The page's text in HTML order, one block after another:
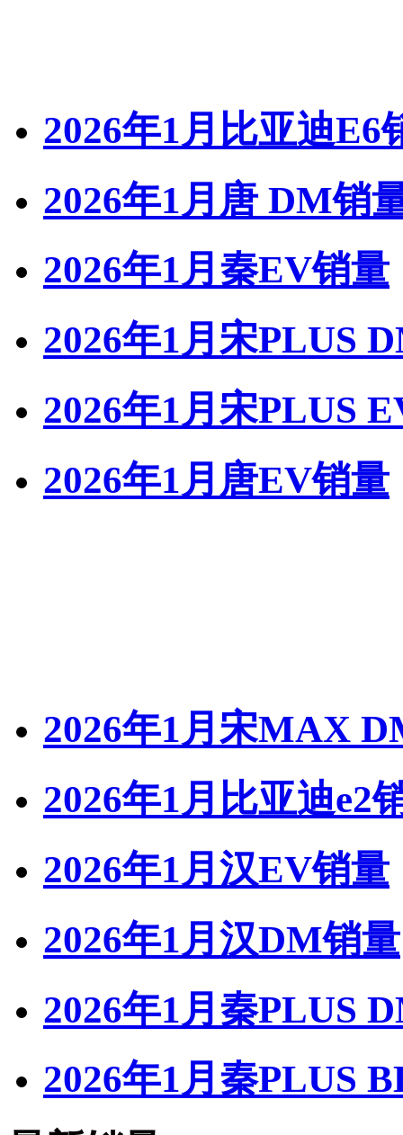
2026年1月比亚迪E6
2026年1月唐 DM销
2026年1月秦EV销量
2026年1月宋PLUS
2026年1月宋PLUS
2026年1月唐EV销量
2026年1月宋MAX
2026年1月比亚迪e2
2026年1月汉EV销量
2026年1月汉DM销量
2026年1月秦PLUS
2026年1月秦PLUS